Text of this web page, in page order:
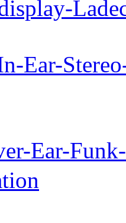
Ear-
Ear-